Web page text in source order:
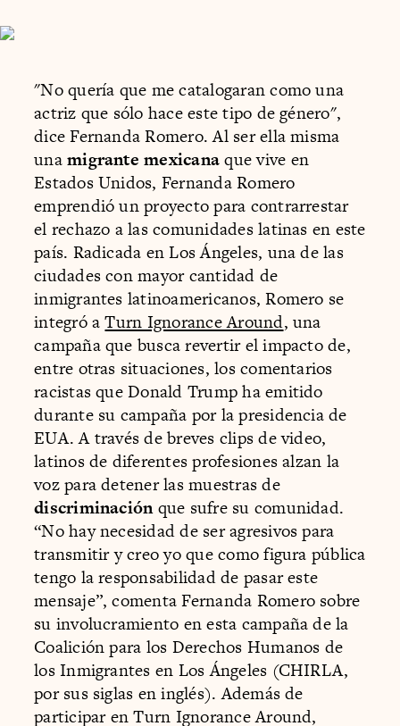
"No quería que me catalogaran como una
actriz que sólo hace este tipo de género",
dice Fernanda Romero. Al ser ella misma
unamigrante mexicanaque vive en
Estados Unidos, Fernanda Romero
emprendió un proyecto para contrarrestar
el rechazo a las comunidades latinas en este
país. Radicada en Los Ángeles, una de las
ciudades con mayor cantidad de
inmigrantes latinoamericanos, Romero se
integró aTurn Ignorance Around, una
campaña que busca revertir el impacto de,
entre otras situaciones, los comentarios
racistas que Donald Trump ha emitido
durante su campaña por la presidencia de
EUA. A través de breves clips de video,
latinos de diferentes profesiones alzan la
voz para detener las muestras de
discriminaciónque sufre su comunidad.
“No hay necesidad de ser agresivos para
transmitir y creo yo que como figura pública
tengo la responsabilidad de pasar este
mensaje”, comenta Fernanda Romero sobre
su involucramiento en esta campaña de la
Coalición para los Derechos Humanos de
los Inmigrantes en Los Ángeles (CHIRLA,
por sus siglas en inglés). Además de
participar en Turn Ignorance Around,